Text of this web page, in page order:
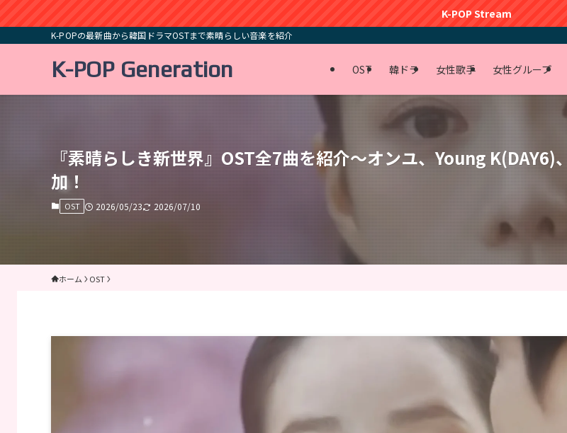
K-POP Stream
K-POPの最新曲から韓国ドラマOSTまで素晴らしい音楽を紹介
K-POP Generation OST 韓ドラ 女性歌手 女性グループ
『素晴らしき新世界』OST全7曲を紹介〜オンユ、Young K(DAY6)
加！
OST 2026/05/23 2026/07/10
ホーム OST